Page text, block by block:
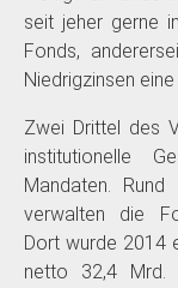
seit jeher gerne
Fonds,
Niedrigzinsen
Zwei Drittel des
institutionelle
Mandaten.
verwalten die
Dort wurde 2014
netto 32,4 Mrd.